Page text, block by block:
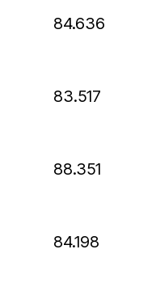
84.636
83.517
88.351
84.198